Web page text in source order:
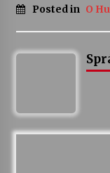
Posted in O